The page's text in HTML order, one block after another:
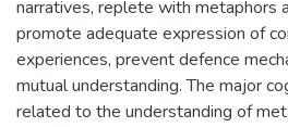
narratives, replete with metaphors
promote adequate expression of
experiences, prevent defence
mutual understanding. The major
related to the understanding of